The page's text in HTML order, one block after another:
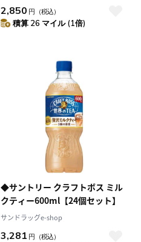
2,850 円 （税込）
積算 26 マイル (1倍)
◆サントリー クラフトボス ミル
クティー600ml【24個セット】
サンドラッグe-shop
3,281 円 （税込）